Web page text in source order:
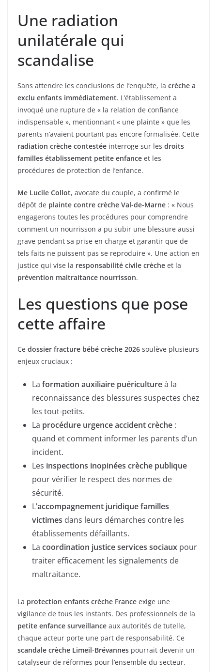
Une radiation
unilatérale qui
scandalise
Sans attendre les conclusions de l’enquête, la crèche a
exclu enfants immédiatement. L’établissement a
invoqué une rupture de « la relation de confiance
indispensable », mentionnant « une plainte » que les
parents n’avaient pourtant pas encore formalisée. Cette
radiation crèche contestée interroge sur les droits
familles établissement petite enfance et les
procédures de protection de l’enfance.
Me Lucile Collot, avocate du couple, a confirmé le
dépôt de plainte contre crèche Val-de-Marne : « Nous
engagerons toutes les procédures pour comprendre
comment un nourrisson a pu subir une blessure aussi
grave pendant sa prise en charge et garantir que de
tels faits ne puissent pas se reproduire ». Une action en
justice qui vise la responsabilité civile crèche et la
prévention maltraitance nourrisson.
Les questions que pose
cette affaire
Ce dossier fracture bébé crèche 2026 soulève plusieurs
enjeux cruciaux :
La formation auxiliaire puéricultureà la
reconnaissance des blessures suspectes chez
les tout-petits.
La procédure urgence accident crèche :
quand et comment informer les parents d’un
incident.
Les inspections inopinées crèche publique
pour vérifier le respect des normes de
sécurité.
L’accompagnement juridique familles
victimes dans leurs démarches contre les
établissements défaillants.
La coordination justice services sociaux pour
traiter efficacement les signalements de
maltraitance.
La protection enfants crèche France exige une
vigilance de tous les instants. Des professionnels de la
petite enfance surveillance aux autorités de tutelle,
chaque acteur porte une part de responsabilité. Ce
scandale crèche Limeil-Brévannes pourrait devenir un
catalyseur de réformes pour l’ensemble du secteur.